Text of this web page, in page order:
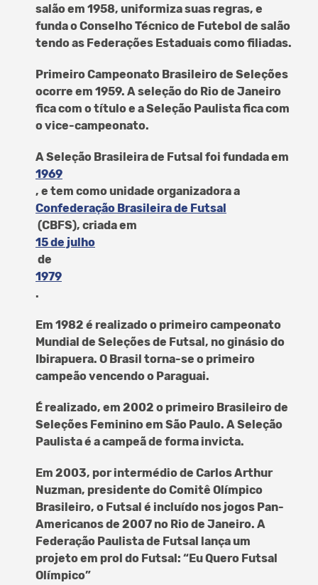
salão em 1958, uniformiza suas regras, e
funda o Conselho Técnico de Futebol de salão
tendo as Federações Estaduais como filiadas.
Primeiro Campeonato Brasileiro de Seleções
ocorre em 1959. A seleção do Rio de Janeiro
fica com o título e a Seleção Paulista fica com
o vice-campeonato.
A Seleção Brasileira de Futsal foi fundada em
1969
, e tem como unidade organizadora a
Confederação Brasileira de Futsal
(CBFS), criada em
15 de julho
de
1979
.
Em 1982 é realizado o primeiro campeonato
Mundial de Seleções de Futsal, no ginásio do
Ibirapuera. O Brasil torna-se o primeiro
campeão vencendo o Paraguai.
É realizado, em 2002 o primeiro Brasileiro de
Seleções Feminino em São Paulo. A Seleção
Paulista é a campeã de forma invicta.
Em 2003, por intermédio de Carlos Arthur
Nuzman, presidente do Comitê Olímpico
Brasileiro, o Futsal é incluído nos jogos Pan-
Americanos de 2007 no Rio de Janeiro. A
Federação Paulista de Futsal lança um
projeto em prol do Futsal: “Eu Quero Futsal
Olímpico”